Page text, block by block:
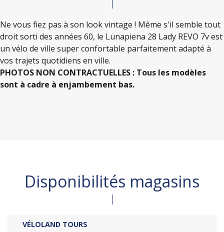
Ne vous fiez pas à son look vintage ! Même s'il semble tout
droit sorti des années 60, le Lunapiena 28 Lady REVO 7v est
un vélo de ville super confortable parfaitement adapté à
vos trajets quotidiens en ville.
PHOTOS NON CONTRACTUELLES : Tous les modèles
sont à cadre à enjambement bas.
Disponibilités magasins
VÉLOLAND TOURS